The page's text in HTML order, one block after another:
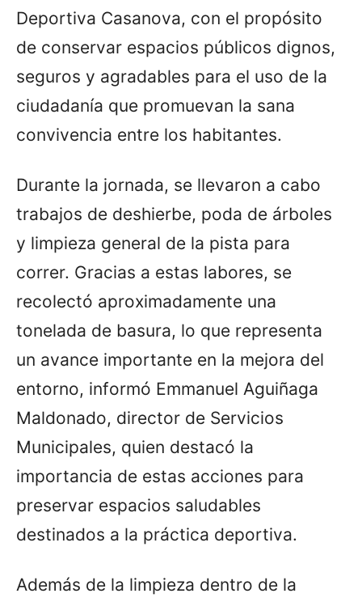
Deportiva Casanova, con el propósito
de conservar espacios públicos dignos,
seguros y agradables para el uso de la
ciudadanía que promuevan la sana
convivencia entre los habitantes.
Durante la jornada, se llevaron a cabo
trabajos de deshierbe, poda de árboles
y limpieza general de la pista para
correr. Gracias a estas labores, se
recolectó aproximadamente una
tonelada de basura, lo que representa
un avance importante en la mejora del
entorno, informó Emmanuel Aguiñaga
Maldonado, director de Servicios
Municipales, quien destacó la
importancia de estas acciones para
preservar espacios saludables
destinados a la práctica deportiva.
Además de la limpieza dentro de la